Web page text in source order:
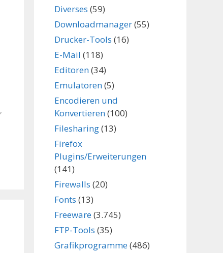
,
Diverses (59)
Downloadmanager(55)
Drucker-Tools (16)
E-Mail (118)
Editoren(34)
Emulatoren(5)
Encodieren und
Konvertieren(100)
Filesharing(13)
Firefox
Plugins/Erweiterungen
(141)
Firewalls (20)
Fonts (13)
Freeware(3.745)
FTP-Tools (35)
Grafikprogramme(486)